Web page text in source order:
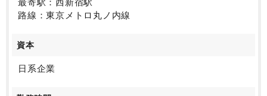
最寄駅：西新宿駅
路線：東京メトロ丸ノ内線
資本
日系企業